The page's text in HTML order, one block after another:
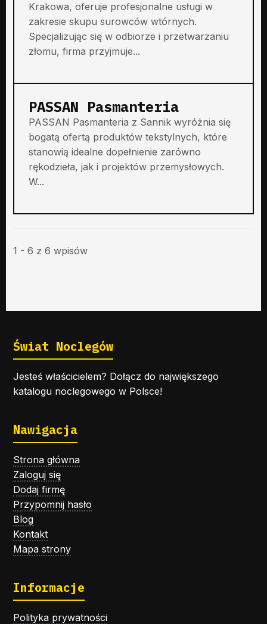
Krakowa, oferuje profesjonalne usługi w
zakresie skupu surowców wtórnych.
Specjalizując się w odbiorze i przetwarzaniu
złomu, firma przyjmuje...
PASSAN Pasmanteria
PASSAN Pasmanteria z Sannik wyróżnia się
bogatą ofertą produktów tekstylnych, które
stanowią idealne dopełnienie zarówno
rękodzieła, jak i projektów przemysłowych.
W...
1 - 6 z 6 wpisów
Świat Noclegów
Jesteś właścicielem? Dołącz do największego
katalogu noclegowego w Polsce!
Nawigacja
Strona główna
Zaloguj się
Dodaj firmę
Przypomnij hasło
Blog
Kontakt
Mapa strony
Informacje
Polityka prywatności